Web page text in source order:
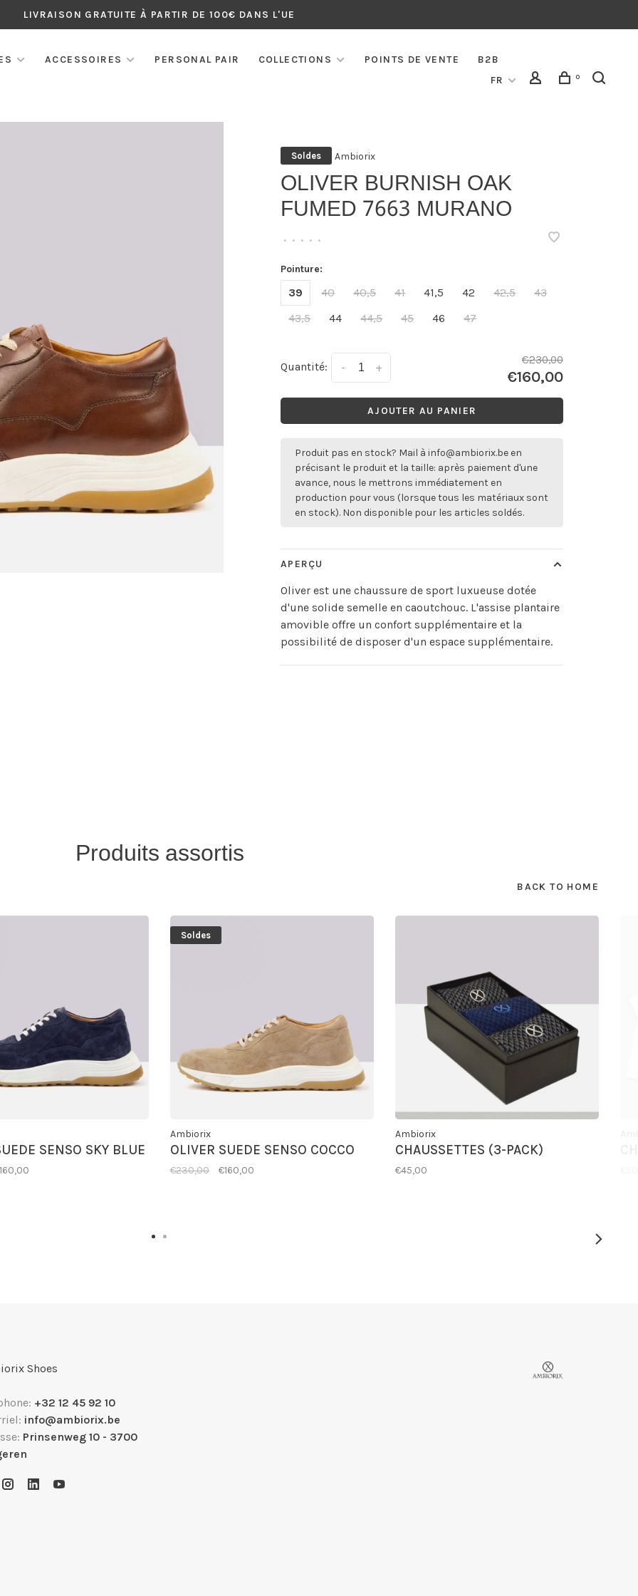
LIVRAISON GRATUITE À PARTIR DE 100€ DANS L'UE
ACCESSOIRES PERSONAL PAIR COLLECTIONS POINTS DE VENTE
B2B
FR
0
Soldes Ambiorix
OLIVER BURNISH OAK
FUMED 7663 MURANO
• • • • •
Pointure:
39 40 40,5 41 41,5 42 42,5
43
43,5
44 44,5 45 46 47
Quantité: +
-
€230,00
€160,00
AJOUTER AU PANIER
Produit pas en stock? Mail àinfo@ambiorix.be en
précisant le produit et la taille: après paiement d'une
avance, nous le mettrons immédiatement en
production pour vous (lorsque tous les matériaux sont
en stock). Non disponible pour les articles soldés.
APERÇU
Oliver est une chaussure de sport luxueuse dotée
d'une solide semelle en caoutchouc. L'assise plantaire
amovible offre un confort supplémentaire et la
possibilité de disposer d'un espace supplémentaire.
Produits assortis
BACK TO HOME
SENSO SKY BLUE
Soldes
Ambiorix
OLIVER SUEDE SENSO COCCO
€230,00 €160,00
Ambiorix
CHAUSSETTES (3-PACK)
€45,00
Shoes
+32 12 45 92 10
info@ambiorix.be
Prinsenweg 10 - 3700